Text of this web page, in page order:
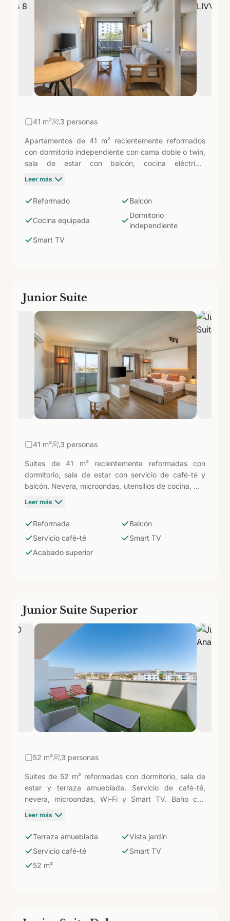
mano.
41 m² 3 personas
Apartamentos de 41 m² recientemente reformados
con dormitorio independiente con cama doble o twin,
sala de estar con balcón, cocina eléctrica,
microondas, nevera y utensilios. Wi-Fi, Smart TV y
tras la reforma completa: todo nuevo, todo funcional,
prefieren cocinar alguna noche.
Leer más
Reformado Balcón
Cocina equipada
Dormitorio
independiente
Smart TV
Junior Suite
41 m² 3 personas
Suites de 41 m² recientemente reformadas con
dormitorio, sala de estar con servicio de café-té y
balcón. Nevera, microondas, utensilios de cocina, Wi-
Fi y Smart TV. Baño con ducha. La distinción
acabado y en el servicio de café-té de bienvenida —
primer momento.
Leer más
Reformada
Balcón
Servicio café-té
Smart TV
Acabado superior
Junior Suite Superior
52 m² 3 personas
Suites de 52 m² reformadas con dormitorio, sala de
estar y terraza amueblada. Servicio de café-té,
nevera, microondas, Wi-Fi y Smart TV. Baño con
ducha. Los 11 metros cuadrados adicionales respecto
que aquí está equipada con mobiliario propio: sillas,
perfecto para desayunar al aire libre.
Leer más
Terraza amueblada
Vista jardín
Servicio café-té
Smart TV
52 m²